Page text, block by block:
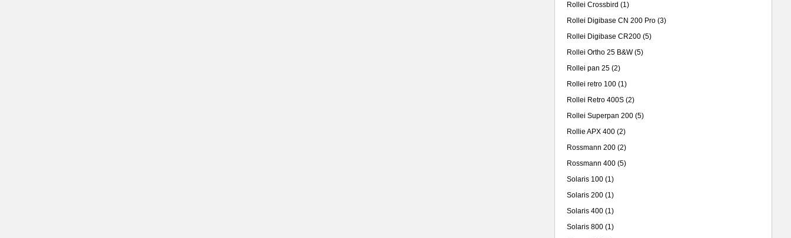
Rollei Crossbird (1)
Rollei Digibase CN 200 Pro (3)
Rollei Digibase CR200 (5)
Rollei Ortho 25 B&W(5)
Rollei pan 25 (2)
Rollei retro 100 (1)
Rollei Retro 400S (2)
Rollei Superpan 200 (5)
Rollie APX 400 (2)
Rossmann 200 (2)
Rossmann 400 (5)
Solaris 100 (1)
Solaris 200 (1)
Solaris 400 (1)
Solaris 800 (1)